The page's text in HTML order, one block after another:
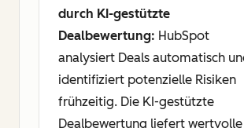
durch KI-gestützte
Dealbewertung: HubSpot
analysiert Deals automatisch
identifiziert potenzielle Risiken
frühzeitig. Die KI-gestützte
Dealbewertung liefert wertvolle